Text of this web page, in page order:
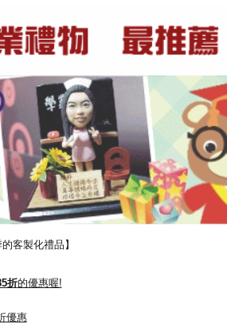
客製化禮品】
折的優惠喔!
優惠